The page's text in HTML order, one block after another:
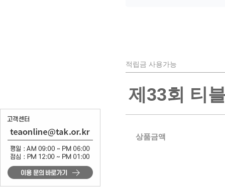
적립금 사용가능
제33회 티
상품금액